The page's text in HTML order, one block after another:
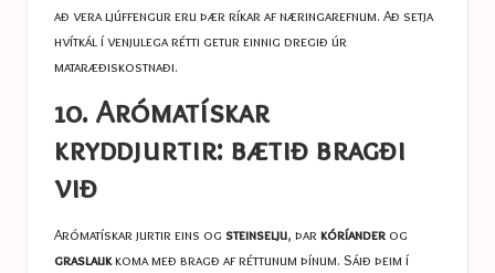
að vera ljúffengur eru þær ríkar af næringarefnum. Að setja
hvítkál í venjulega rétti getur einnig dregið úr
mataræðiskostnaði.
10. Arómatískar
kryddjurtir: bætið bragði
við
Arómatískar jurtir eins og steinselju, þar kóríander og
graslaukkoma með bragð af réttunum þínum. Sáið þeim í